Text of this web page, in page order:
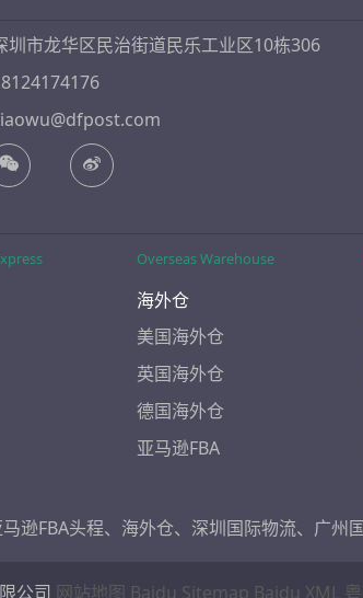
圳市龙华区民治街道民乐工业区10栋306
Overseas Warehouse
海外仓
美国海外仓
英国海外仓
德国海外仓
亚马逊FBA
逊FBA头程、 海外仓、 深圳国际物流、 广州
公司 网站地图 Baidu Sitemap Baidu XML